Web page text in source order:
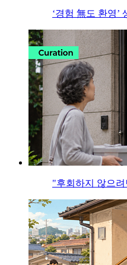
‘경험 無도 환영’
"후회하지 않으